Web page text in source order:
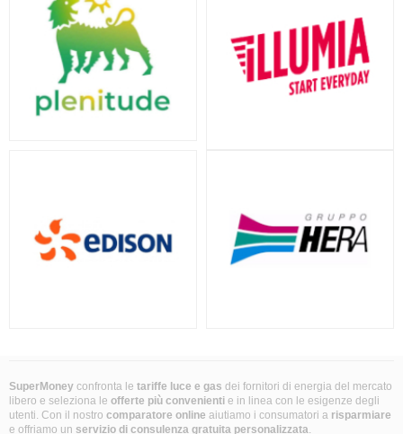
SuperMoney confronta le tariffe luce e gas dei fornitori di energia del mercato
libero e seleziona le offerte più convenienti e in linea con le esigenze degli
utenti. Con il nostro comparatore online aiutiamo i consumatori a risparmiare
e offriamo un servizio di consulenza gratuita personalizzata.